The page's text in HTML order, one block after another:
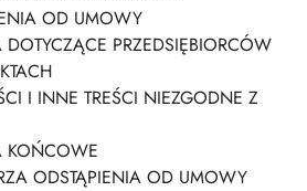
OD UMOWY
PRZEDSIĘBIORCÓW
I INNE TREŚCI NIEZGODNE Z
KOŃCOWE
ODSTĄPIENIA OD UMOWY